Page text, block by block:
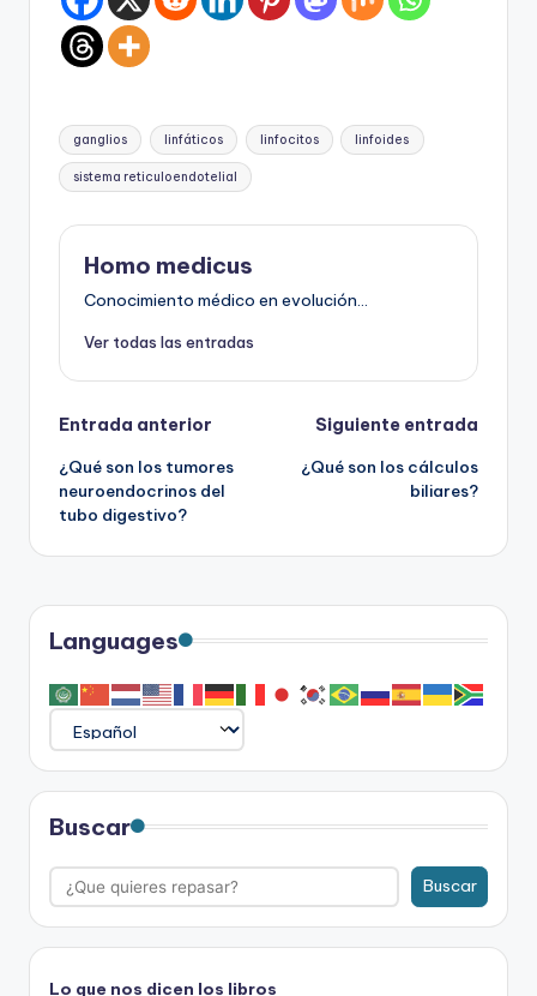
Etiquetas:
ganglios linfáticos linfocitos linfoides
sistema reticuloendotelial
Homo medicus
Conocimiento médico en evolución...
Ver todas las entradas
Navegación
de
entradas
Entrada anterior
¿Qué son los tumores
neuroendocrinos del
tubo digestivo?
Siguiente entrada
¿Qué son los cálculos
biliares?
Languages
Buscar
Buscar
Lo que nos dicen los libros